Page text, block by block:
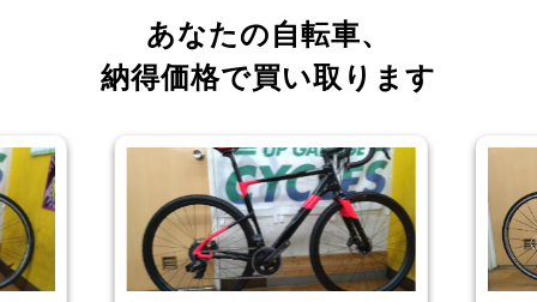
あなたの自転車、
納得価格で買い取ります